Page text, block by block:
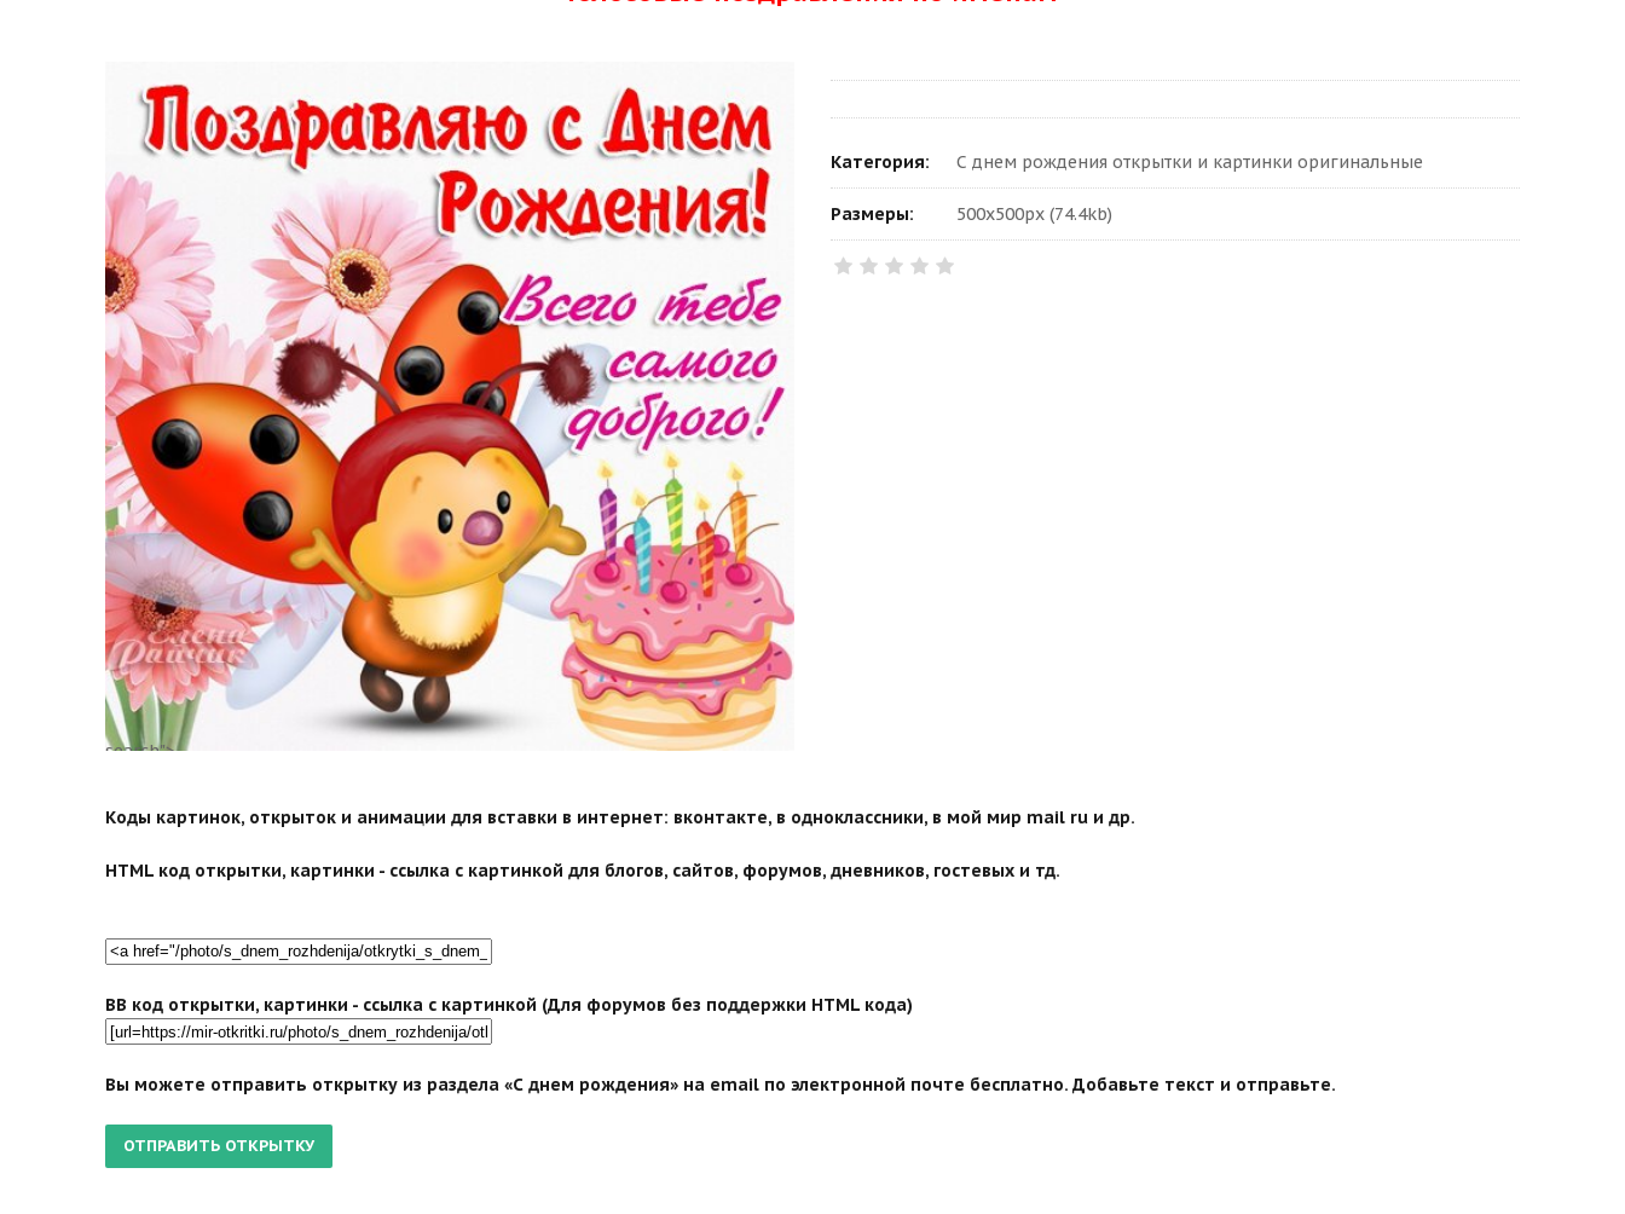
search">
Категория: С днем рождения открытки и картинки оригинальные
Размеры: 500x500px (74.4kb)
Коды картинок, открыток и анимации для вставки в интернет: вконтакте, в одноклассники, в мой мир mail ru и др.
HTML код открытки, картинки - ссылка с картинкой для блогов, сайтов, форумов, дневников, гостевых и тд.
BB код открытки, картинки - ссылка с картинкой (Для форумов без поддержки HTML кода)
Вы можете отправить открытку из раздела «С днем рождения» на email по электронной почте бесплатно. Добавьте текст и отправьте.